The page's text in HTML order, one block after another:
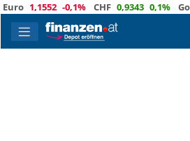
1,1552 -0,1% CHF 0,9343 0,1% Gold